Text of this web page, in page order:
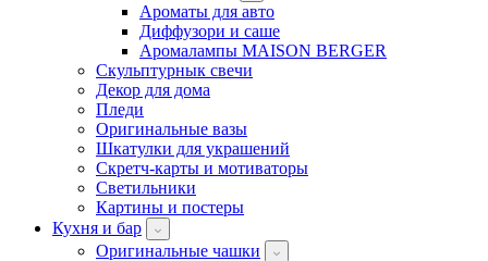
Ароматы для авто
Диффузори и саше
Аромалампы MAISON BERGER
Скульптурнык свечи
Декор для дома
Пледи
Оригинальные вазы
Шкатулки для украшений
Скретч-карты и мотиваторы
Светильники
Картины и постеры
Кухня и бар
Оригинальные чашки